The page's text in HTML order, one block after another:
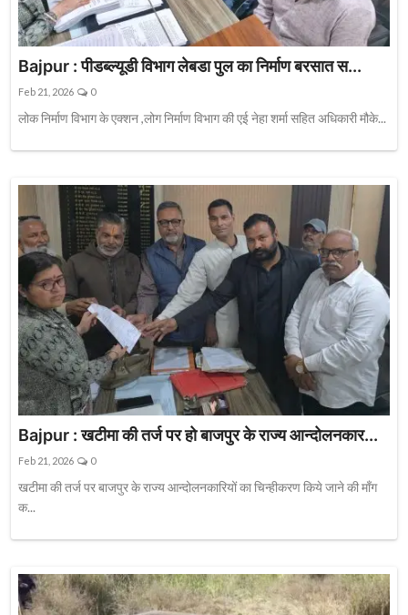
Bajpur : पीडब्ल्यूडी विभाग लेबडा पुल का निर्माण बरसात स...
Feb 21, 2026 0
लोक निर्माण विभाग के एक्शन ,लोग निर्माण विभाग की एई नेहा शर्मा सहित अधिकारी मौके...
Bajpur : खटीमा की तर्ज पर हो बाजपुर के राज्य आन्दोलनकार...
Feb 21, 2026 0
खटीमा की तर्ज पर बाजपुर के राज्य आन्दोलनकारियों का चिन्हीकरण किये जाने की माँग
क...